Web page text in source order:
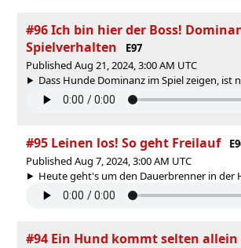
#96 Ich bin hier der Boss!
Spielverhalten
E97
Published Aug 21, 2024, 3:00 AM UTC
Dass Hunde Dominanz im Spiel zeigen, ist
#95 Leinen los! So geht Freilauf
Published Aug 7, 2024, 3:00 AM UTC
Heute geht's um den Dauerbrenner in der
#94 Ein Hund kommt selten allein